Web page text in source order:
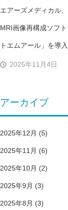
エアーズメディカル
MRI画像再構成ソフ
トエムアール」を導入
2025年11月4日
アーカイブ
2025年12月 (5)
2025年11月 (6)
2025年10月 (2)
2025年9月 (3)
2025年8月 (3)